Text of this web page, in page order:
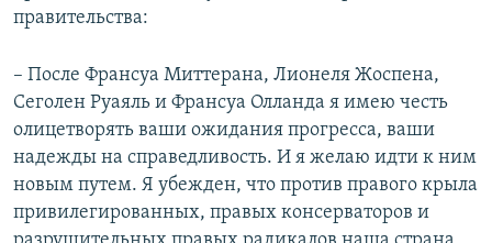
правительства:
– После Франсуа Миттерана, Лионеля Жоспена,
Сеголен Руаяль и Франсуа Олланда я имею честь
олицетворять ваши ожидания прогресса, ваши
надежды на справедливость. И я желаю идти к ним
новым путем. Я убежден, что против правого крыла
привилегированных, правых консерваторов и